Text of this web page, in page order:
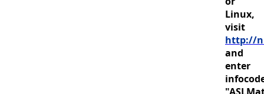
Linux,
visit
http://
and
enter